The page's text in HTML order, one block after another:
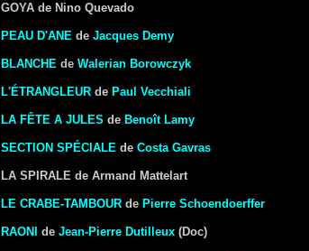
GOYA de Nino Quevado
PEAU D'ANE de Jacques Demy
BLANCHE de Walerian Borowczyk
L'ÉTRANGLEUR de Paul Vecchiali
LA FÊTE A JULES de Benoît Lamy
SECTION SPÉCIALE de Costa Gavras
LA SPIRALE de Armand Mattelart
LE CRABE-TAMBOUR de Pierre Schoendoerffer
RAONI de Jean-Pierre Dutilleux (Doc)